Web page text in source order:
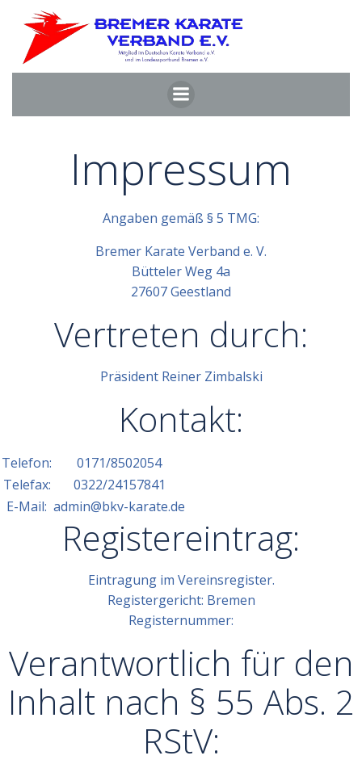
Inhalt
springen
Impressum
Angaben gemäß § 5 TMG:
Bremer Karate Verband e. V.
Bütteler Weg 4a
27607 Geestland
Vertreten durch:
Präsident Reiner Zimbalski
Kontakt:
Telefon:
0171/8502054
Telefax:
0322/24157841
E-Mail: admin@bkv-karate.de
Registereintrag:
Eintragung im Vereinsregister.
Registergericht: Bremen
Registernummer:
Verantwortlich für den
Inhalt nach § 55 Abs. 2
RStV: